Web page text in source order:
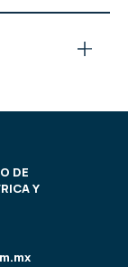
DE
Y